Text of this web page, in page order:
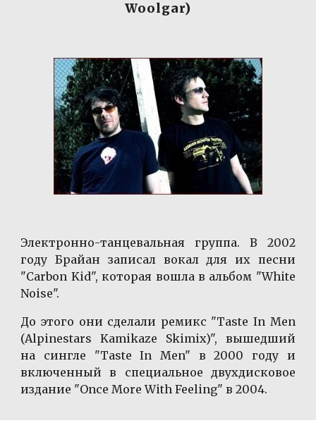
Woolgar)
Электронно-танцевальная группа. В 2002
году Брайан записал вокал для их песни
"Carbon Kid", которая вошла в альбом "White
Noise".
До этого они сделали ремикс "Taste In Men
(Alpinestars Kamikaze Skimix)", вышедший
на сингле "Taste In Men" в 2000 году и
включенный в специальное двухдисковое
издание "Once More With Feeling" в 2004.